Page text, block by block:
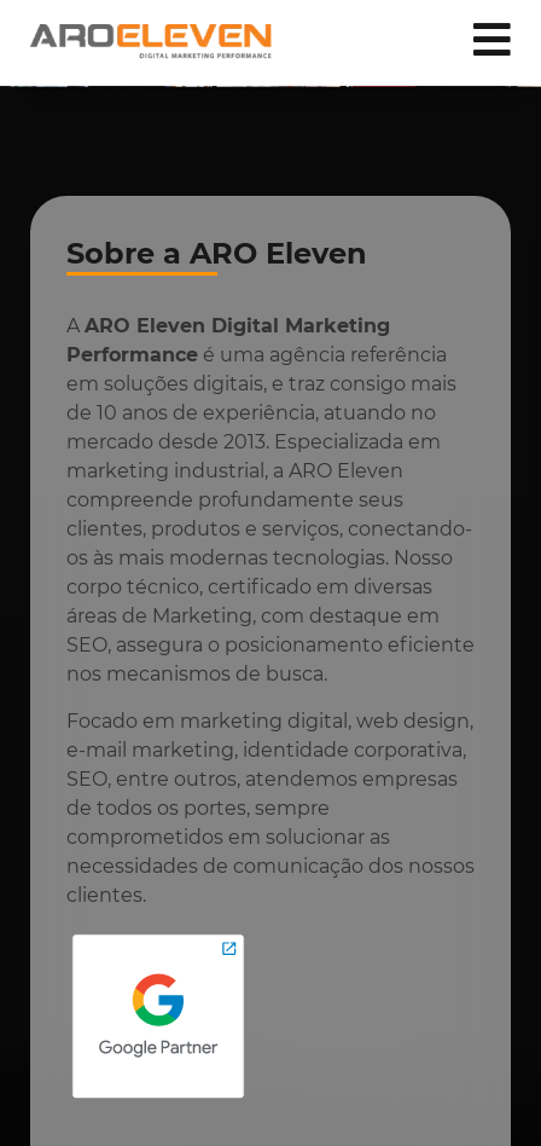
Sobre a ARO Eleven
A ARO Eleven Digital Marketing
Performance é uma agência referência
em soluções digitais, e traz consigo mais
de 10 anos de experiência, atuando no
mercado desde 2013. Especializada em
marketing industrial, a ARO Eleven
compreende profundamente seus
clientes, produtos e serviços, conectando-
os às mais modernas tecnologias. Nosso
corpo técnico, certificado em diversas
áreas de Marketing, com destaque em
SEO, assegura o posicionamento eficiente
nos mecanismos de busca.
Focado em marketing digital, web design,
e-mail marketing, identidade corporativa,
SEO, entre outros, atendemos empresas
de todos os portes, sempre
comprometidos em solucionar as
necessidades de comunicação dos nossos
clientes.